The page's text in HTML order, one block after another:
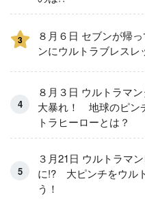
3
８月６日 セブンが帰
ンにウルトラブレスレ
８月３日 ウルトラマ
大暴れ！ 地球のピン
トラヒーローとは？
３月21日 ウルトラマ
に!? 大ピンチをウル
う！